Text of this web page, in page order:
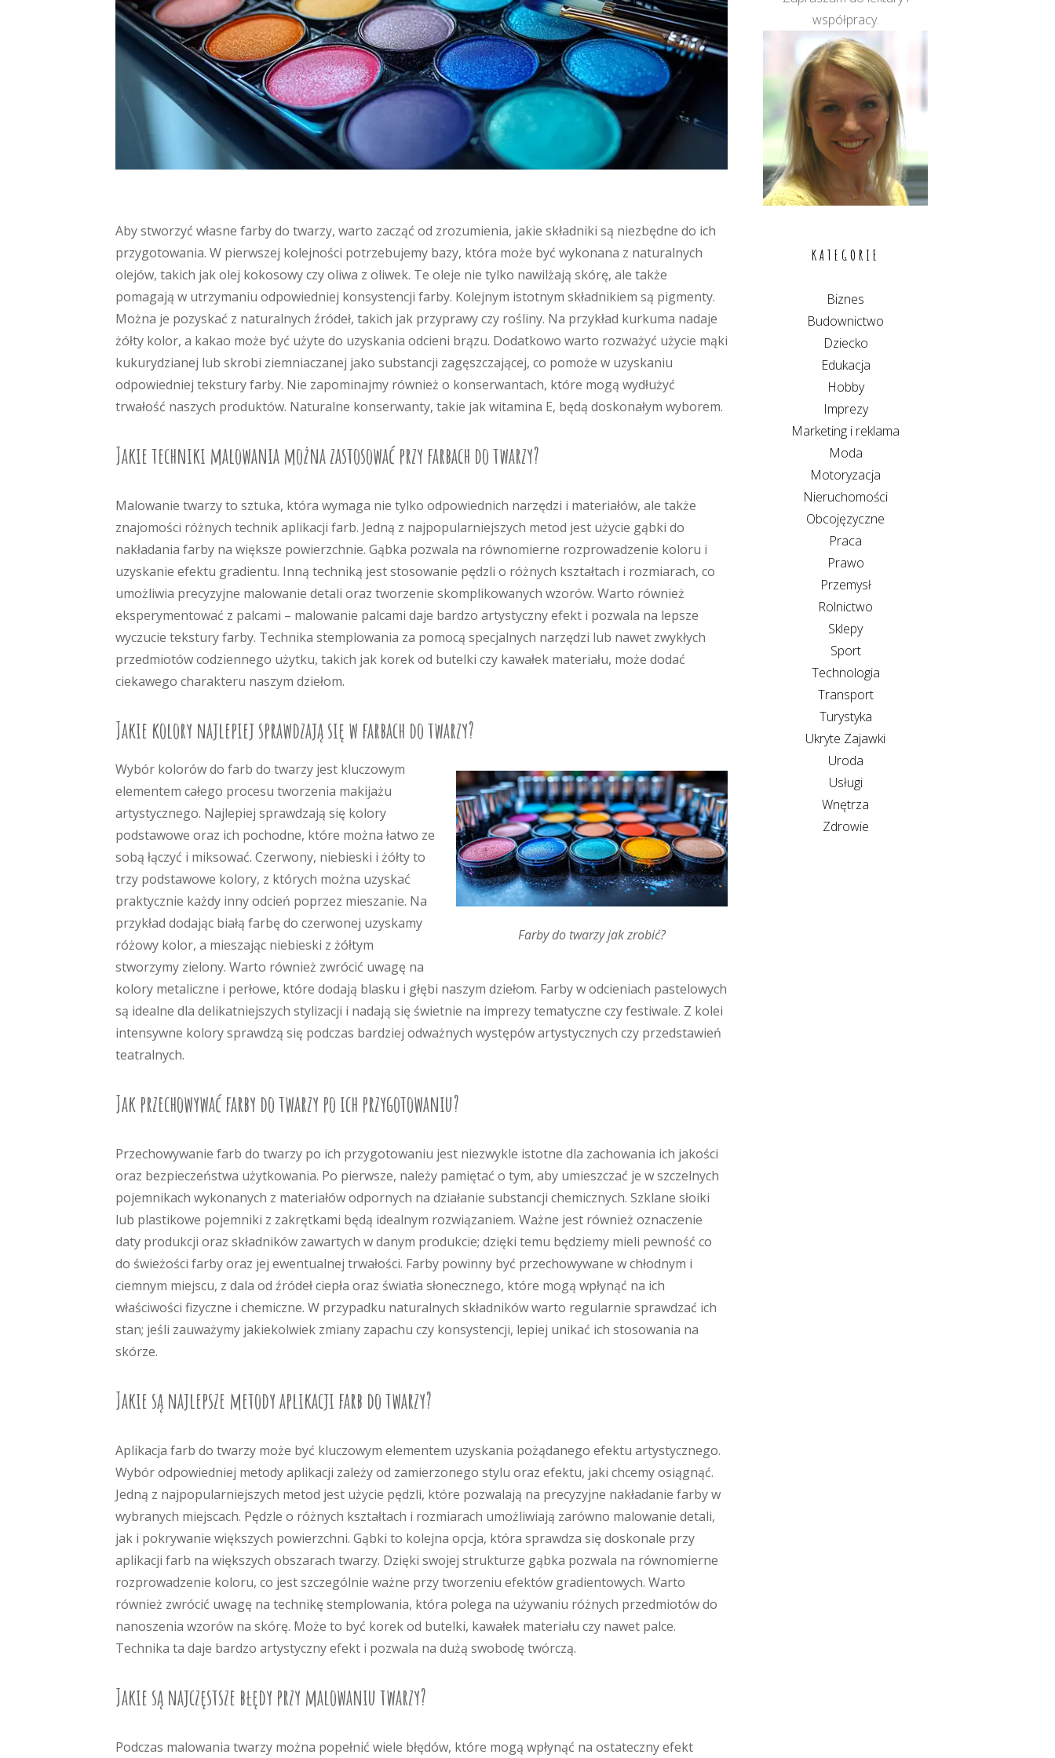
Aby stworzyć własne farby do twarzy, warto zacząć od zrozumienia, jakie składniki są niezbędne do ich
przygotowania. W pierwszej kolejności potrzebujemy bazy, która może być wykonana z naturalnych
olejów, takich jak olej kokosowy czy oliwa z oliwek. Te oleje nie tylko nawilżają skórę, ale także
pomagają w utrzymaniu odpowiedniej konsystencji farby. Kolejnym istotnym składnikiem są pigmenty.
Można je pozyskać z naturalnych źródeł, takich jak przyprawy czy rośliny. Na przykład kurkuma nadaje
żółty kolor, a kakao może być użyte do uzyskania odcieni brązu. Dodatkowo warto rozważyć użycie mąki
kukurydzianej lub skrobi ziemniaczanej jako substancji zagęszczającej, co pomoże w uzyskaniu
odpowiedniej tekstury farby. Nie zapominajmy również o konserwantach, które mogą wydłużyć
trwałość naszych produktów. Naturalne konserwanty, takie jak witamina E, będą doskonałym wyborem.
Jakie techniki malowania można zastosować przy farbach do twarzy?
Malowanie twarzy to sztuka, która wymaga nie tylko odpowiednich narzędzi i materiałów, ale także
znajomości różnych technik aplikacji farb. Jedną z najpopularniejszych metod jest użycie gąbki do
nakładania farby na większe powierzchnie. Gąbka pozwala na równomierne rozprowadzenie koloru i
uzyskanie efektu gradientu. Inną techniką jest stosowanie pędzli o różnych kształtach i rozmiarach, co
umożliwia precyzyjne malowanie detali oraz tworzenie skomplikowanych wzorów. Warto również
eksperymentować z palcami – malowanie palcami daje bardzo artystyczny efekt i pozwala na lepsze
wyczucie tekstury farby. Technika stemplowania za pomocą specjalnych narzędzi lub nawet zwykłych
przedmiotów codziennego użytku, takich jak korek od butelki czy kawałek materiału, może dodać
ciekawego charakteru naszym dziełom.
Jakie kolory najlepiej sprawdzają się w farbach do twarzy?
Farby do twarzy jak zrobić?
Wybór kolorów do farb do twarzy jest kluczowym
elementem całego procesu tworzenia makijażu
artystycznego. Najlepiej sprawdzają się kolory
podstawowe oraz ich pochodne, które można łatwo ze
sobą łączyć i miksować. Czerwony, niebieski i żółty to
trzy podstawowe kolory, z których można uzyskać
praktycznie każdy inny odcień poprzez mieszanie. Na
przykład dodając białą farbę do czerwonej uzyskamy
różowy kolor, a mieszając niebieski z żółtym
stworzymy zielony. Warto również zwrócić uwagę na
kolory metaliczne i perłowe, które dodają blasku i głębi naszym dziełom. Farby w odcieniach pastelowych
są idealne dla delikatniejszych stylizacji i nadają się świetnie na imprezy tematyczne czy festiwale. Z kolei
intensywne kolory sprawdzą się podczas bardziej odważnych występów artystycznych czy przedstawień
teatralnych.
Jak przechowywać farby do twarzy po ich przygotowaniu?
Przechowywanie farb do twarzy po ich przygotowaniu jest niezwykle istotne dla zachowania ich jakości
oraz bezpieczeństwa użytkowania. Po pierwsze, należy pamiętać o tym, aby umieszczać je w szczelnych
pojemnikach wykonanych z materiałów odpornych na działanie substancji chemicznych. Szklane słoiki
lub plastikowe pojemniki z zakrętkami będą idealnym rozwiązaniem. Ważne jest również oznaczenie
daty produkcji oraz składników zawartych w danym produkcie; dzięki temu będziemy mieli pewność co
do świeżości farby oraz jej ewentualnej trwałości. Farby powinny być przechowywane w chłodnym i
ciemnym miejscu, z dala od źródeł ciepła oraz światła słonecznego, które mogą wpłynąć na ich
właściwości fizyczne i chemiczne. W przypadku naturalnych składników warto regularnie sprawdzać ich
stan; jeśli zauważymy jakiekolwiek zmiany zapachu czy konsystencji, lepiej unikać ich stosowania na
skórze.
Jakie są najlepsze metody aplikacji farb do twarzy?
Aplikacja farb do twarzy może być kluczowym elementem uzyskania pożądanego efektu artystycznego.
Wybór odpowiedniej metody aplikacji zależy od zamierzonego stylu oraz efektu, jaki chcemy osiągnąć.
Jedną z najpopularniejszych metod jest użycie pędzli, które pozwalają na precyzyjne nakładanie farby w
wybranych miejscach. Pędzle o różnych kształtach i rozmiarach umożliwiają zarówno malowanie detali,
jak i pokrywanie większych powierzchni. Gąbki to kolejna opcja, która sprawdza się doskonale przy
aplikacji farb na większych obszarach twarzy. Dzięki swojej strukturze gąbka pozwala na równomierne
rozprowadzenie koloru, co jest szczególnie ważne przy tworzeniu efektów gradientowych. Warto
również zwrócić uwagę na technikę stemplowania, która polega na używaniu różnych przedmiotów do
nanoszenia wzorów na skórę. Może to być korek od butelki, kawałek materiału czy nawet palce.
Technika ta daje bardzo artystyczny efekt i pozwala na dużą swobodę twórczą.
Jakie są najczęstsze błędy przy malowaniu twarzy?
Podczas malowania twarzy można popełnić wiele błędów, które mogą wpłynąć na ostateczny efekt
współpracy.
KATEGORIE
Biznes
Budownictwo
Dziecko
Edukacja
Hobby
Imprezy
Marketing i reklama
Moda
Motoryzacja
Nieruchomości
Obcojęzyczne
Praca
Prawo
Przemysł
Rolnictwo
Sklepy
Sport
Technologia
Transport
Turystyka
Ukryte Zajawki
Uroda
Usługi
Wnętrza
Zdrowie